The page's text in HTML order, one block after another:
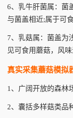
6、乳牛肝菌属：菌
与菌盖相近;属于可
7、乳菇属：菌盖为
见可食用蘑菇，风
真实采集蘑菇模拟
1、广阔开放的森林
2、囊括多样菇类品